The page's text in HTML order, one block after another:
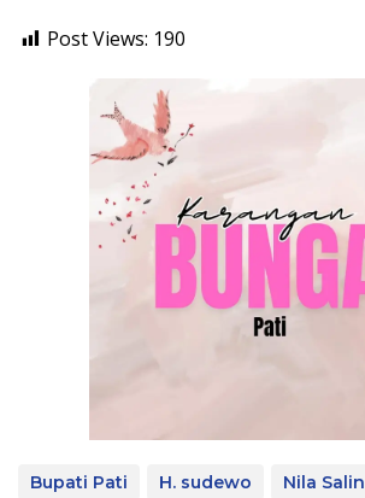
Post Views: 190
Bupati Pati H. sudewo
Nila Salin